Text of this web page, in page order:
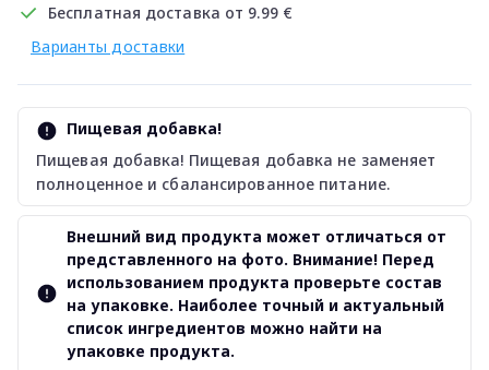
Бесплатная доставка от 9.99 €
Варианты доставки
Пищевая добавка!
Пищевая добавка! Пищевая добавка не заменяет
полноценное и сбалансированное питание.
Внешний вид продукта может отличаться от
представленного на фото. Внимание! Перед
использованием продукта проверьте состав
на упаковке. Наиболее точный и актуальный
список ингредиентов можно найти на
упаковке продукта.